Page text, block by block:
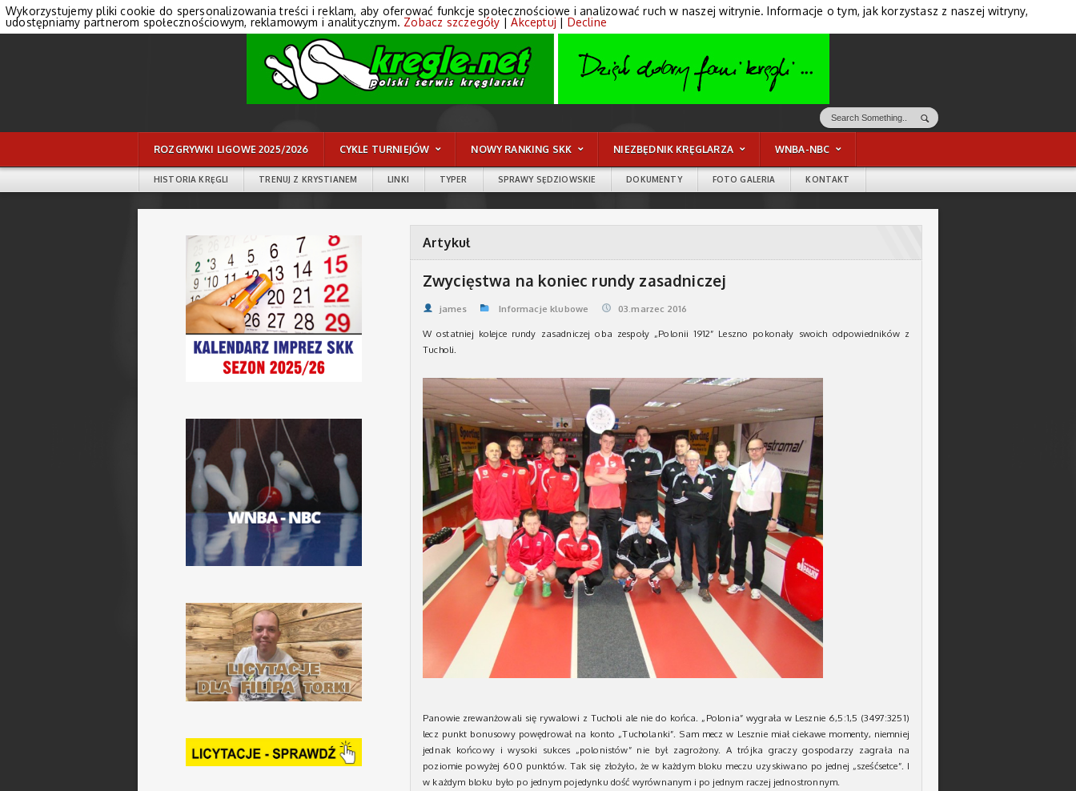
ROZGRYWKI LIGOWE 2025/2026 CYKLE TURNIEJÓW NOWY RANKING SKK NIEZBĘDNIK KRĘGLARZA WNBA-NBC
HISTORIA KRĘGLI TRENUJ Z KRYSTIANEM LINKI TYPER SPRAWY SĘDZIOWSKIE DOKUMENTY FOTO GALERIA KONTAKT
Artykuł
Zwycięstwa na koniec rundy zasadniczej
james Informacje klubowe 03.marzec 2016
W ostatniej kolejce rundy zasadniczej oba zespoły „Polonii 1912” Leszno pokonały swoich odpowiedników z
Tucholi.
Panowie zrewanżowali się rywalowi z Tucholi ale nie do końca. „Polonia” wygrała w Lesznie 6,5:1,5 (3497:3251)
lecz punkt bonusowy powędrował na konto „Tucholanki”. Sam mecz w Lesznie miał ciekawe momenty, niemniej
jednak końcowy i wysoki sukces „polonistów” nie był zagrożony. A trójka graczy gospodarzy zagrała na
poziomie powyżej 600 punktów. Tak się złożyło, że w każdym bloku meczu uzyskiwano po jednej „sześćsetce”. I
w każdym bloku było po jednym pojedynku dość wyrównanym i po jednym raczej jednostronnym.
Wykorzystujemy pliki cookie do spersonalizowania treści i reklam, aby oferować funkcje społecznościowe i analizować ruch w naszej witrynie. Informacje o tym, jak korzystasz z naszej witryny,
udostępniamy partnerom społecznościowym, reklamowym i analitycznym. Zobacz szczegóły |Akceptuj | Decline